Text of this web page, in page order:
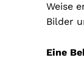
Weise
Bilder
Eine